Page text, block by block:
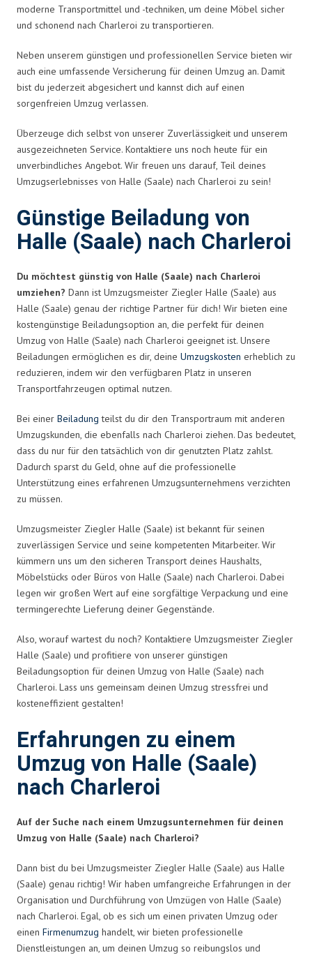
moderne Transportmittel und -techniken, um deine Möbel sicher
und schonend nach Charleroi zu transportieren.
Neben unserem günstigen und professionellen Service bieten wir
auch eine umfassende Versicherung für deinen Umzug an. Damit
bist du jederzeit abgesichert und kannst dich auf einen
sorgenfreien Umzug verlassen.
Überzeuge dich selbst von unserer Zuverlässigkeit und unserem
ausgezeichneten Service. Kontaktiere uns noch heute für ein
unverbindliches Angebot. Wir freuen uns darauf, Teil deines
Umzugserlebnisses von Halle (Saale) nach Charleroi zu sein!
Günstige Beiladung von
Halle (Saale) nach Charleroi
Du möchtest günstig von Halle (Saale) nach Charleroi
umziehen? Dann ist Umzugsmeister Ziegler Halle (Saale) aus
Halle (Saale) genau der richtige Partner für dich! Wir bieten eine
kostengünstige Beiladungsoption an, die perfekt für deinen
Umzug von Halle (Saale) nach Charleroi geeignet ist. Unsere
Beiladungen ermöglichen es dir, deine Umzugskosten erheblich zu
reduzieren, indem wir den verfügbaren Platz in unseren
Transportfahrzeugen optimal nutzen.
Bei einer Beiladung teilst du dir den Transportraum mit anderen
Umzugskunden, die ebenfalls nach Charleroi ziehen. Das bedeutet,
dass du nur für den tatsächlich von dir genutzten Platz zahlst.
Dadurch sparst du Geld, ohne auf die professionelle
Unterstützung eines erfahrenen Umzugsunternehmens verzichten
zu müssen.
Umzugsmeister Ziegler Halle (Saale) ist bekannt für seinen
zuverlässigen Service und seine kompetenten Mitarbeiter. Wir
kümmern uns um den sicheren Transport deines Haushalts,
Möbelstücks oder Büros von Halle (Saale) nach Charleroi. Dabei
legen wir großen Wert auf eine sorgfältige Verpackung und eine
termingerechte Lieferung deiner Gegenstände.
Also, worauf wartest du noch? Kontaktiere Umzugsmeister Ziegler
Halle (Saale) und profitiere von unserer günstigen
Beiladungsoption für deinen Umzug von Halle (Saale) nach
Charleroi. Lass uns gemeinsam deinen Umzug stressfrei und
kosteneffizient gestalten!
Erfahrungen zu einem
Umzug von Halle (Saale)
nach Charleroi
Auf der Suche nach einem Umzugsunternehmen für deinen
Umzug von Halle (Saale) nach Charleroi?
Dann bist du bei Umzugsmeister Ziegler Halle (Saale) aus Halle
(Saale) genau richtig! Wir haben umfangreiche Erfahrungen in der
Organisation und Durchführung von Umzügen von Halle (Saale)
nach Charleroi. Egal, ob es sich um einen privaten Umzug oder
einen Firmenumzug handelt, wir bieten professionelle
Dienstleistungen an, um deinen Umzug so reibungslos und